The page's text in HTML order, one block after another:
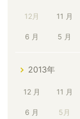
12月 11 月
6 月 5 月
2013年
12 月 11 月
6 月 5月